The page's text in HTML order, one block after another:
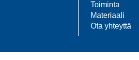
Toiminta
Materiaali
Ota yhteyttä